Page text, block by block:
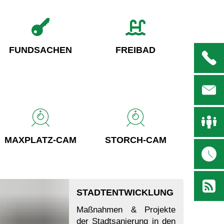
FUNDSACHEN FREIBAD
MAXPLATZ-CAM STORCH-CAM
STADTENTWICKLUNG
Maßnahmen & Projekte
der Stadtsanierung in den